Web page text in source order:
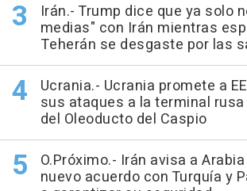
Irán.- Trump dice que ya solo
medias" con Irán mientras
Teherán se desgaste por las
Ucrania.- Ucrania promete a
sus ataques a la terminal
del Oleoducto del Caspio
O.Próximo.- Irán avisa a
nuevo acuerdo con Turquía y